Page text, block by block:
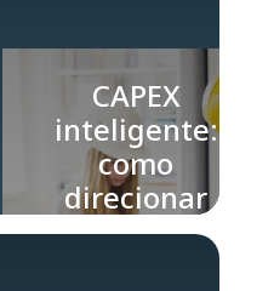
CAPEX
inteligente:
como
direcionar
investimentos